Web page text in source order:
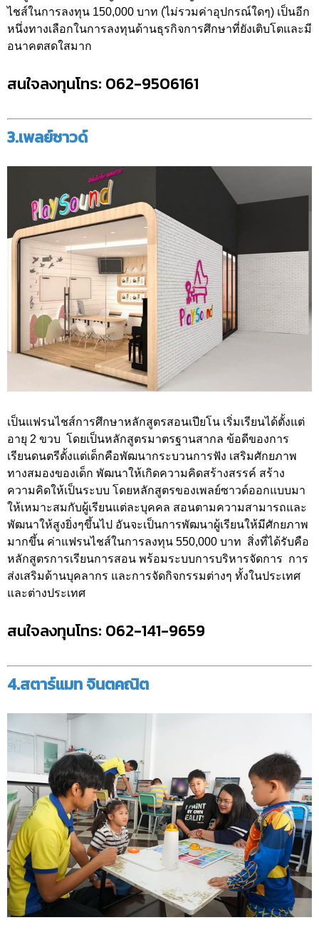
ไชส์ในการลงทุน 150,000 บาท (ไม่รวมค่าอุปกรณ์ใดๆ) เป็นอีก
หนึ่งทางเลือกในการลงทุนด้านธุรกิจการศึกษาที่ยังเติบโตและมี
อนาคตสดใสมาก
สนใจลงทุนโทร: 062-9506161
3.เพลย์ซาวด์
เป็นแฟรนไชส์การศึกษาหลักสูตรสอนเปียโน เริ่มเรียนได้ตั้งแต่
อายุ 2 ขวบ โดยเป็นหลักสูตรมาตรฐานสากล ข้อดีของการ
เรียนดนตรีตั้งแต่เด็กคือพัฒนากระบวนการฟัง เสริมศักยภาพ
ทางสมองของเด็ก พัฒนาให้เกิดความคิดสร้างสรรค์ สร้าง
ความคิดให้เป็นระบบ โดยหลักสูตรของเพลย์ซาวด์ออกแบบมา
ให้เหมาะสมกับผู้เรียนแต่ละบุคคล สอนตามความสามารถและ
พัฒนาให้สูงยิ่งๆขึ้นไป อันจะเป็นการพัฒนาผู้เรียนให้มีศักยภาพ
มากขึ้น ค่าแฟรนไชส์ในการลงทุน 550,000 บาท สิ่งที่ได้รับคือ
หลักสูตรการเรียนการสอน พร้อมระบบการบริหารจัดการ การ
ส่งเสริมด้านบุคลากร และการจัดกิจกรรมต่างๆ ทั้งในประเทศ
และต่างประเทศ
สนใจลงทุนโทร: 062-141-9659
4.สตาร์แมท จินตคณิต